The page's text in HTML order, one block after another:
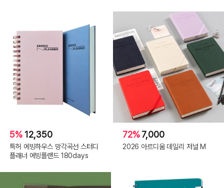
5% 12,350
특허 에빙하우스 망각곡선 스터디
플래너 에빙플랜드 180days
72%7,000
2026 아르디움 데일리 저널 M